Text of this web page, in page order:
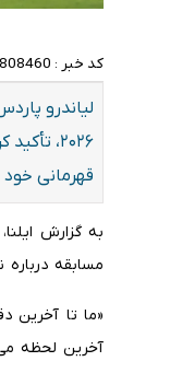
کد خبر :
لیاندرو
۲۰۲۶،
قهرمانی
به گزارش
مسابقه
«ما تا آخرین
آخرین لحظه